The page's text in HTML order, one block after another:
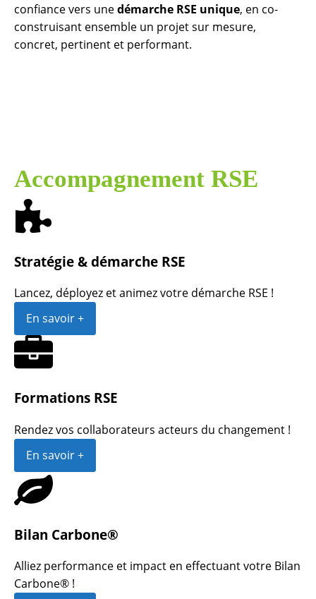
confiance vers unedémarche RSE unique, en co-
construisant ensemble un projet sur mesure,
concret, pertinent et performant.
Accompagnement RSE
Stratégie & démarche RSE
Lancez, déployez et animez votre démarche RSE !
En savoir +
Formations RSE
Rendez vos collaborateurs acteurs du changement !
En savoir +
Bilan Carbone®
Alliez performance et impact en effectuant votre Bilan
Carbone® !